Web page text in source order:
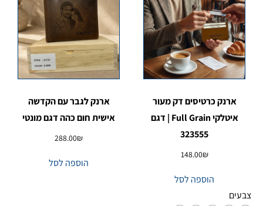
ארנק כרטיסים דק מעור
איטלקי Full Grain | דגם
323555
148.00₪
הוספה לסל
צבעים
ארנק לגבר עם הקדשה
אישית חום כהה דגם מונטי
288.00₪
הוספה לסל